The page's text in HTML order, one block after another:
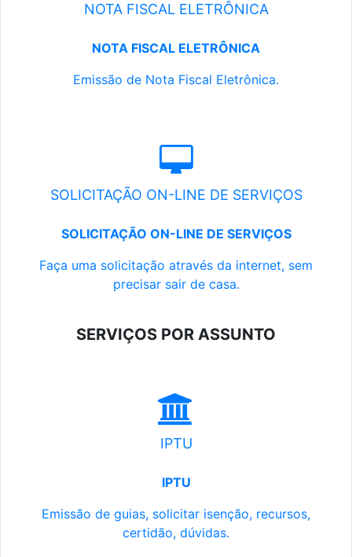
NOTA FISCAL ELETRÔNICA
NOTA FISCAL ELETRÔNICA
Emissão de Nota Fiscal Eletrônica.
SOLICITAÇÃO ON-LINE DE SERVIÇOS
SOLICITAÇÃO ON-LINE DE SERVIÇOS
Faça uma solicitação através da internet, sem
precisar sair de casa.
SERVIÇOS POR ASSUNTO
IPTU
IPTU
Emissão de guias, solicitar isenção, recursos,
certidão, dúvidas.